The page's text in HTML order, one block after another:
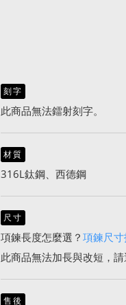
刻字
此商品無法鐳射刻字。
材質
316L鈦鋼、西德鋼
尺寸
項鍊長度怎麼選？ 項鍊尺
此商品無法加長與改短，請
售後